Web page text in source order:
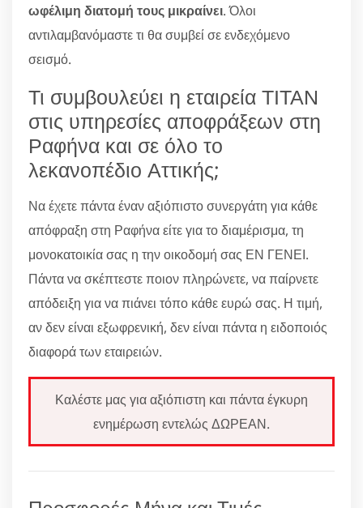
ωφέλιμη διατομή τους μικραίνει. Όλοι
αντιλαμβανόμαστε τι θα συμβεί σε ενδεχόμενο
σεισμό.
Τι συμβουλεύει η εταιρεία ΤΙΤΑΝ
στις υπηρεσίες αποφράξεων στη
Ραφήνα και σε όλο το
λεκανοπέδιο Αττικής;
Να έχετε πάντα έναν αξιόπιστο συνεργάτη για κάθε
απόφραξη στη Ραφήνα είτε για το διαμέρισμα, τη
μονοκατοικία σας η την οικοδομή σας ΕΝ ΓΕΝΕΙ.
Πάντα να σκέπτεστε ποιον πληρώνετε, να παίρνετε
απόδειξη για να πιάνει τόπο κάθε ευρώ σας. Η τιμή,
αν δεν είναι εξωφρενική, δεν είναι πάντα η ειδοποιός
διαφορά των εταιρειών.
Καλέστε μας για αξιόπιστη και πάντα έγκυρη
ενημέρωση εντελώς ΔΩΡΕΑΝ.